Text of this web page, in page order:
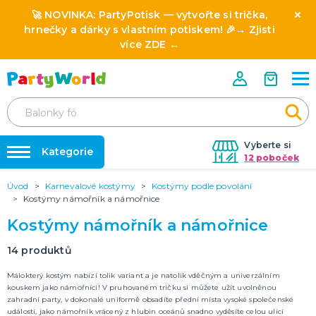
🚀 NOVINKA: PartyPotisk — vytvořte si trička,
hrnečky a dárky s vlastním potiskem! 🎉→ Zjisti
více ZDE ←
Vyberte si
12 poboček
❤️ Rozlučky se svobodou ❤️
🎨 POTISK NA MÍRU
Nafukování balónků
Půjčovna kostýmů
Výzdoba na klíč
Kategorie
⭐ HVĚZDY PRODEJŮ A NOVINKY
🎭 SLAVÍME CELOROČNĚ
Halloween 2026
Vánoce
Silvestr
Svatý Valentýn 14.2.
Masopust & karnevaly
Mezinárodní den žen (MDŽ) 8.3.
Den svatého Patrika 17.3.
Den učitelů 28.3.
Velikonoce 6.4.
Pálení čarodejnic 30.4.
1. máj svátek zamilovaných 1.5.
Den matek 10.5.
Den otců 21.6.
Konec školního roku 30.6.
DALŠÍ KATEGORIE
Úvod Karnevalové kostýmy
Kostýmy podle povolání
Kostýmy námořník a námořnice
Kostýmy námořník a námořnice
14 produktů
Málokterý kostým nabízí tolik variant a je natolik vděčným a univerzálním
kouskem jako námořníci! V pruhovaném tričku si můžete užít uvolněnou
zahradní party, v dokonalé uniformě obsadíte přední místa vysoké společenské
události, jako námořník vrácený z hlubin oceánů snadno vyděsíte celou ulici